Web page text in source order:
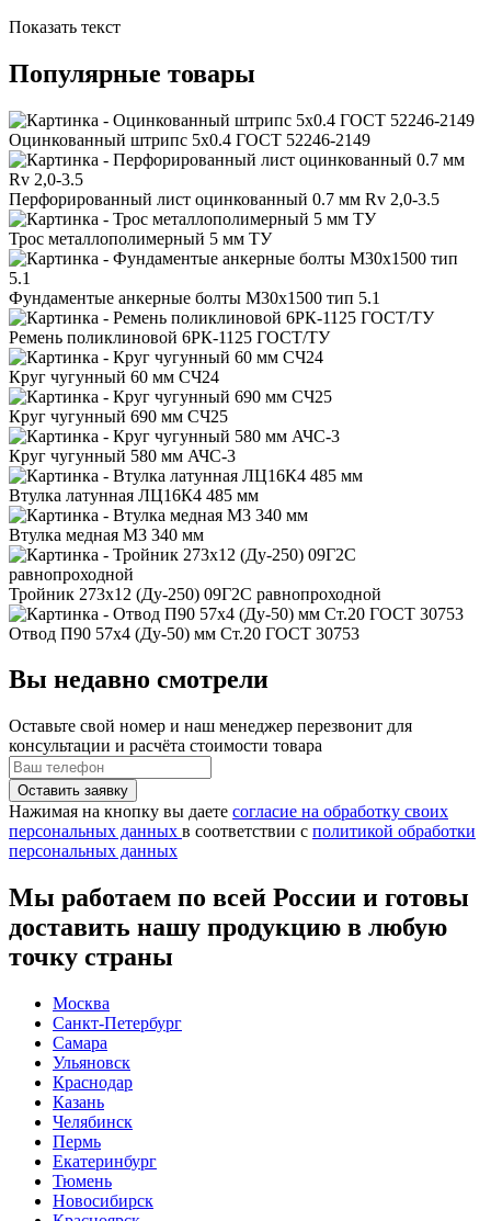
Показать текст
Популярные товары
Оцинкованный штрипс 5x0.4 ГОСТ 52246-2149
Перфорированный лист оцинкованный 0.7 мм Rv 2,0-3.5
Трос металлополимерный 5 мм ТУ
Фундаментые анкерные болты М30x1500 тип 5.1
Ремень поликлиновой 6РК-1125 ГОСТ/ТУ
Круг чугунный 60 мм СЧ24
Круг чугунный 690 мм СЧ25
Круг чугунный 580 мм АЧС-3
Втулка латунная ЛЦ16К4 485 мм
Втулка медная М3 340 мм
Тройник 273x12 (Ду-250) 09Г2С равнопроходной
Отвод П90 57x4 (Ду-50) мм Ст.20 ГОСТ 30753
Вы недавно смотрели
Оставьте свой номер и наш менеджер перезвонит для
консультации и расчёта стоимости товара
Нажимая на кнопку вы даете согласие на обработку своих
персональных данных в соответствии с политикой обработки
персональных данных
Мы работаем по всей России и готовы
доставить нашу продукцию в любую
точку страны
Москва
Санкт-Петербург
Самара
Ульяновск
Краснодар
Казань
Челябинск
Пермь
Екатеринбург
Тюмень
Новосибирск